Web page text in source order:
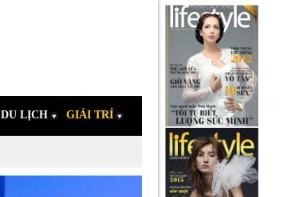
DU LỊCH GIẢI TRÍ